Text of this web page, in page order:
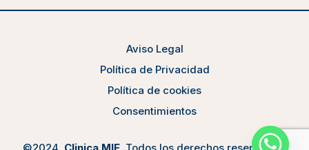
Aviso Legal
Política de Privacidad
Política de cookies
Consentimientos